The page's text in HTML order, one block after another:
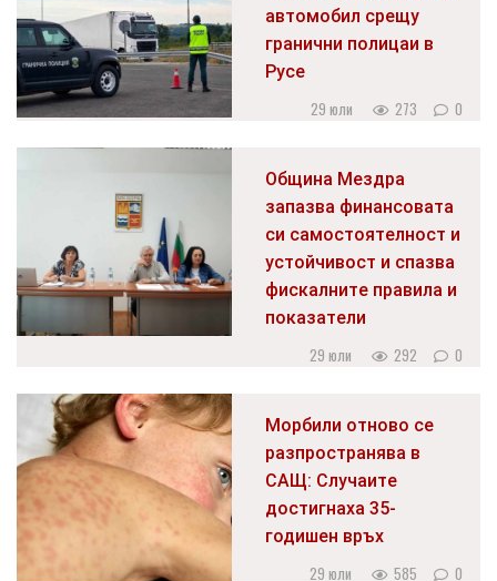
автомобил срещу
гранични полицаи в
Русе
29 юли 273 0
Община Мездра
запазва финансовата
си самостоятелност и
устойчивост и спазва
фискалните правила и
показатели
29 юли 292 0
Морбили отново се
разпространява в
САЩ: Случаите
достигнаха 35-
годишен връх
29 юли 585 0